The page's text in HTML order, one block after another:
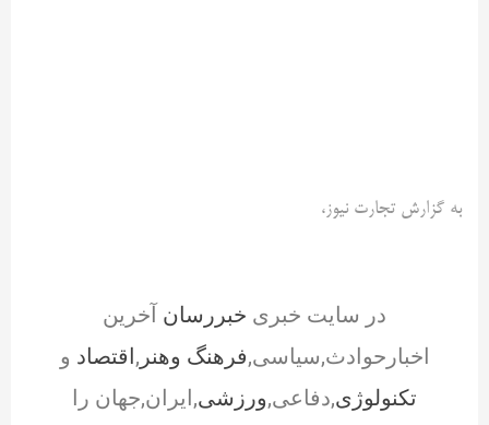
به گزارش تجارت نیوز،
در سایت خبری خبررسان آخرین
اخبارحوادث,سیاسی,فرهنگ وهنر ,اقتصاد و
تکنولوژی,دفاعی,ورزشی,ایران,جهان را